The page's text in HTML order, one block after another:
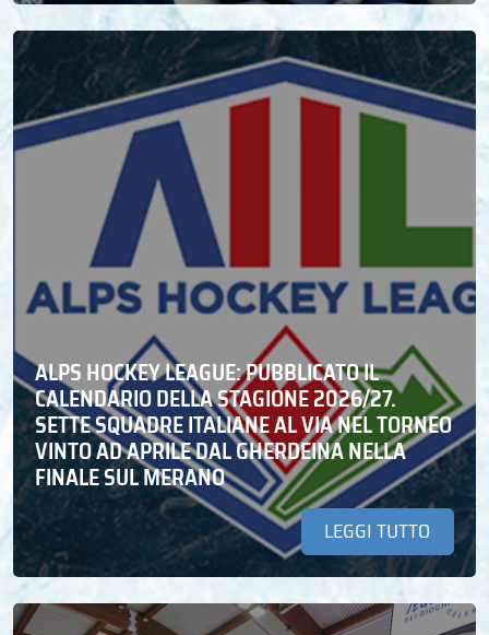
ALPS HOCKEY LEAGUE: PUBBLICATO IL
CALENDARIO DELLA STAGIONE 2026/27.
SETTE SQUADRE ITALIANE AL VIA NEL TORNEO
VINTO AD APRILE DAL GHERDEINA NELLA
FINALE SUL MERANO
LEGGI TUTTO